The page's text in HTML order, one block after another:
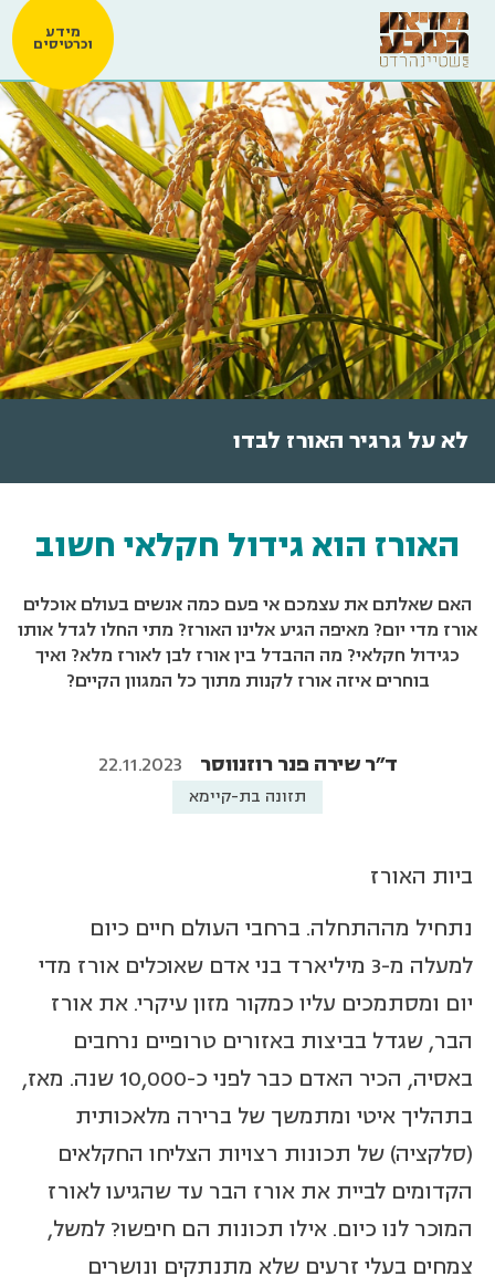
מידע
וכרטיסים
לא על גרגיר האורז לבדו
האורז הוא גידול חקלאי חשוב
האם שאלתם את עצמכם אי פעם כמה אנשים בעולם אוכלים
אורז מדי יום? מאיפה הגיע אלינו האורז? מתי החלו לגדל אותו
כגידול חקלאי? מה ההבדל בין אורז לבן לאורז מלא? ואיך
בוחרים איזה אורז לקנות מתוך כל המגוון הקיים?
ד"ר שירה פנר רוזנווסר 22.11.2023
תזונה בת-קיימא
ביות האורז
נתחיל מההתחלה. ברחבי העולם חיים כיום
למעלה מ-3 מיליארד בני אדם שאוכלים אורז מדי
יום ומסתמכים עליו כמקור מזון עיקרי. את אורז
הבר, שגדל בביצות באזורים טרופיים נרחבים
באסיה, הכיר האדם כבר לפני כ-10,000 שנה. מאז,
בתהליך איטי ומתמשך של ברירה מלאכותית
(סלקציה) של תכונות רצויות הצליחו החקלאים
הקדומים לביית את אורז הבר עד שהגיעו לאורז
המוכר לנו כיום. אילו תכונות הם חיפשו? למשל,
צמחים בעלי זרעים שלא מתנתקים ונושרים